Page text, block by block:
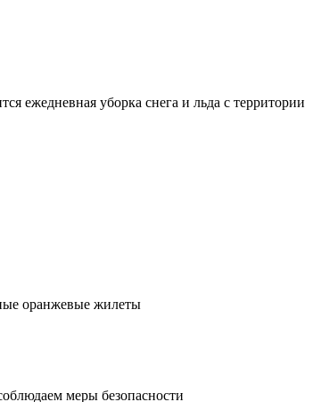
ежедневная уборка снега и льда с территории
оранжевые жилеты
меры безопасности